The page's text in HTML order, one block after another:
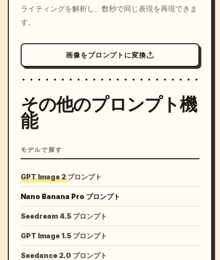
ライティングを解析し、数秒で同じ表現を再現できま
す。
画像をプロンプトに変換
その他のプロンプト機
能
モデルで探す
GPT Image 2 プロンプト
Nano Banana Pro プロンプト
Seedream 4.5 プロンプト
GPT Image 1.5 プロンプト
Seedance 2.0 プロンプト